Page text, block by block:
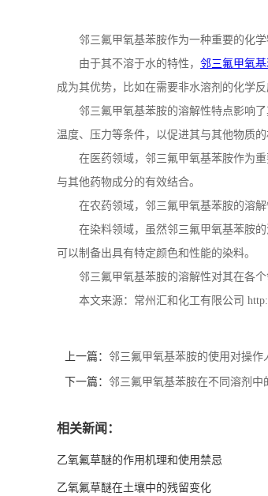
邻三氟甲氧基苯胺作为一种重要的化
由于其不溶于水的特性， 邻三氟甲氧
成为其优势，比如在需要非水溶剂的化学反
邻三氟甲氧基苯胺的溶解性特点影响
温度、压力等条件，以促进其与其他物质的
在医药领域，邻三氟甲氧基苯胺作为
与其他药物成分的有效结合。
在农药领域，邻三氟甲氧基苯胺的溶
在染料领域，虽然邻三氟甲氧基苯胺
可以制备出具有特定颜色和性能的染料。
邻三氟甲氧基苯胺的溶解性对其在各
本文来源：常州汇和化工有限公司
上一篇： 邻三氟甲氧基苯胺的使用对操作
下一篇： 邻三氟甲氧基苯胺在不同溶剂中
相关新闻：
乙氧氟草醚的作用机理和使用禁忌
乙氧氟草醚在土壤中的残留变化